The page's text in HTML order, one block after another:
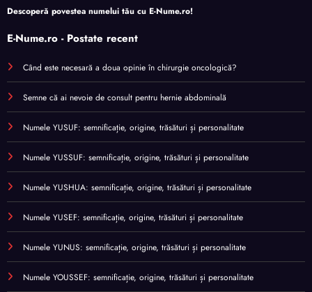
Descoperă povestea numelui tău cu E-Nume.ro!
E-Nume.ro - Postate recent
Când este necesară a doua opinie în chirurgie oncologică?
Semne că ai nevoie de consult pentru hernie abdominală
Numele YUSUF: semnificație, origine, trăsături și personalitate
Numele YUSSUF: semnificație, origine, trăsături și personalitate
Numele YUSHUA: semnificație, origine, trăsături și personalitate
Numele YUSEF: semnificație, origine, trăsături și personalitate
Numele YUNUS: semnificație, origine, trăsături și personalitate
Numele YOUSSEF: semnificație, origine, trăsături și personalitate